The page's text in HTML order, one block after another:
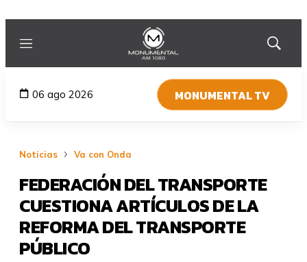
Menú
Mostrar
06 ago 2026 MONUMENTAL TV
Noticias Va con Onda
FEDERACIÓN DEL TRANSPORTE
CUESTIONA ARTÍCULOS DE LA
REFORMA DEL TRANSPORTE
PÚBLICO